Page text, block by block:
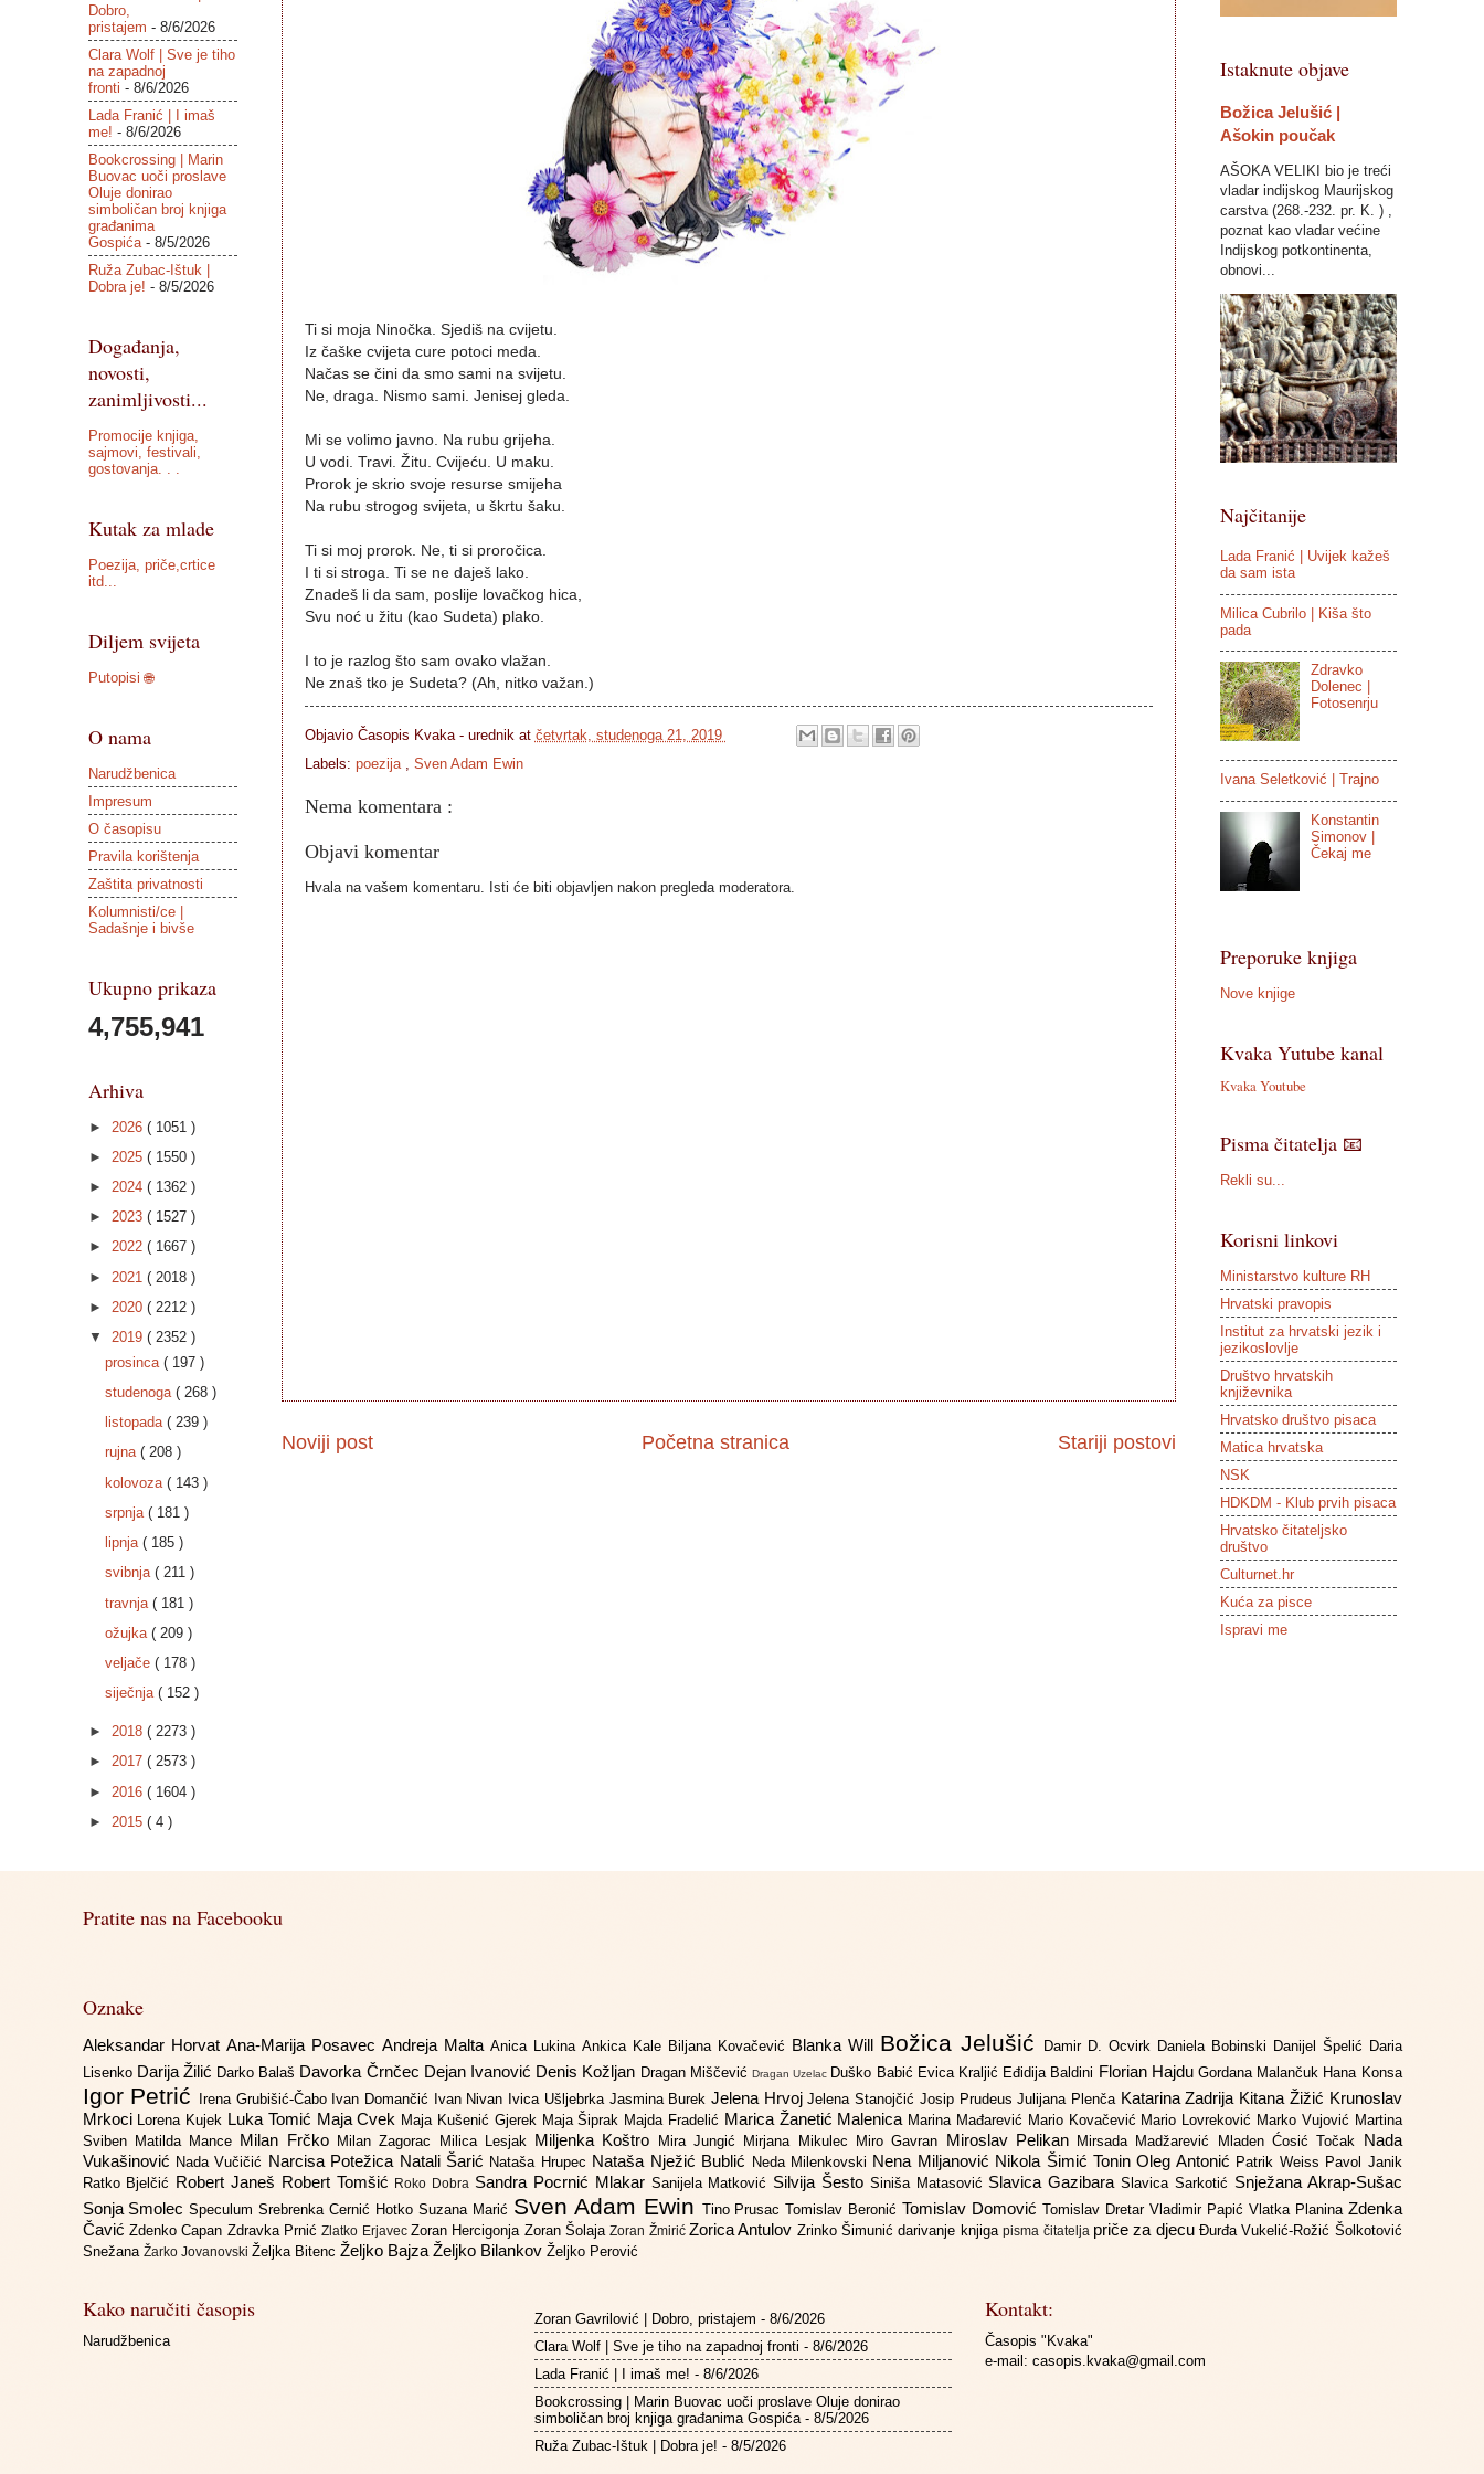
Ti si moja Ninočka. Sjediš na cvijetu.
Iz čaške cvijeta cure potoci meda.
Načas se čini da smo sami na svijetu.
Ne, draga. Nismo sami. Jenisej gleda.
Mi se volimo javno. Na rubu grijeha.
U vodi. Travi. Žitu. Cvijeću. U maku.
Prorok je skrio svoje resurse smijeha
Na rubu strogog svijeta, u škrtu šaku.
Ti si moj prorok. Ne, ti si proročica.
I ti si stroga. Ti se ne daješ lako.
Znadeš li da sam, poslije lovačkog hica,
Svu noć u žitu (kao Sudeta) plako.
I to je razlog što sam ovako vlažan.
Ne znaš tko je Sudeta? (Ah, nitko važan.)
Objavio Časopis Kvaka - urednik at četvrtak, studenoga 21, 2019
Labels: poezija , Sven Adam Ewin
Nema komentara :
Objavi komentar
Hvala na vašem komentaru. Isti će biti objavljen nakon pregleda moderatora.
Noviji post Stariji postovi
Početna stranica
Dobro,
pristajem - 8/6/2026
Clara Wolf | Sve je tiho
na zapadnoj
fronti - 8/6/2026
Lada Franić | I imaš
me! - 8/6/2026
Bookcrossing | Marin
Buovac uoči proslave
Oluje donirao
simboličan broj knjiga
građanima
Gospića- 8/5/2026
Ruža Zubac-Ištuk |
Dobra je! - 8/5/2026
Događanja,
novosti,
zanimljivosti...
Promocije knjiga,
sajmovi, festivali,
gostovanja. . .
Kutak za mlade
Poezija, priče,crtice
itd...
Diljem svijeta
Putopisi 🌐
O nama
Narudžbenica
Impresum
O časopisu
Pravila korištenja
Zaštita privatnosti
Kolumnisti/ce |
Sadašnje i bivše
Ukupno prikaza
4,755,941
Arhiva
► 2026 ( 1051 )
► 2025 ( 1550 )
► 2024 ( 1362 )
► 2023 ( 1527 )
► 2022 ( 1667 )
► 2021 ( 2018 )
► 2020 ( 2212 )
▼ 2019 ( 2352 )
prosinca ( 197 )
studenoga ( 268 )
listopada ( 239 )
rujna ( 208 )
kolovoza ( 143 )
srpnja ( 181 )
lipnja ( 185 )
svibnja ( 211 )
travnja ( 181 )
ožujka ( 209 )
veljače ( 178 )
siječnja ( 152 )
► 2018 ( 2273 )
► 2017 ( 2573 )
► 2016 ( 1604 )
► 2015 ( 4 )
Istaknute objave
Božica Jelušić |
Ašokin poučak
AŠOKA VELIKI bio je treći
vladar indijskog Maurijskog
carstva (268.-232. pr. K. ) ,
poznat kao vladar većine
Indijskog potkontinenta,
obnovi...
Najčitanije
Lada Franić | Uvijek kažeš
da sam ista
Milica Cubrilo | Kiša što
pada
Zdravko
Dolenec |
Fotosenrju
Ivana Seletković | Trajno
Konstantin
Simonov |
Čekaj me
Preporuke knjiga
Nove knjige
Kvaka Yutube kanal
Kvaka Youtube
Pisma čitatelja 📧
Rekli su...
Korisni linkovi
Ministarstvo kulture RH
Hrvatski pravopis
Institut za hrvatski jezik i
jezikoslovlje
Društvo hrvatskih
književnika
Hrvatsko društvo pisaca
Matica hrvatska
NSK
HDKDM - Klub prvih pisaca
Hrvatsko čitateljsko
društvo
Culturnet.hr
Kuća za pisce
Ispravi me
Pratite nas na Facebooku
Oznake
Aleksandar Horvat Ana-Marija Posavec Andreja Malta Anica Lukina Ankica Kale Biljana Kovačević Blanka Will Božica Jelušić Damir D. Ocvirk Daniela Bobinski Danijel Špelić Daria
Lisenko Darija Žilić Darko Balaš Davorka Črnčec Dejan Ivanović Denis Kožljan Dragan MiščevićDragan Uzelac Duško Babić Evica Kraljić Eđidija Baldini Florian Hajdu Gordana Malančuk Hana Konsa
Igor Petrić Irena Grubišić-Čabo Ivan Domančić Ivan Nivan Ivica Ušljebrka Jasmina BurekJelena HrvojJelena Stanojčić Josip PrudeusJulijana Plenča Katarina Zadrija Kitana Žižić Krunoslav
Mrkoci Lorena Kujek Luka Tomić Maja Cvek Maja Kušenić Gjerek Maja Šiprak Majda Fradelić Marica Žanetić Malenica Marina Mađarević Mario Kovačević Mario Lovreković Marko Vujović Martina
Sviben Matilda Mance Milan Frčko Milan Zagorac Milica Lesjak Miljenka Koštro Mira Jungić Mirjana Mikulec Miro Gavran Miroslav Pelikan Mirsada Madžarević Mladen Ćosić Točak
Nada
Vukašinović Nada Vučičić Narcisa Potežica Natali Šarić Nataša Hrupec Nataša Nježić Bublić Neda Milenkovski Nena Miljanović Nikola Šimić ToninOleg Antonić Patrik Weiss Pavol Janik
Ratko Bjelčić Robert Janeš Robert Tomšić Roko Dobra Sandra Pocrnić Mlakar Sanijela Matković Silvija Šesto Siniša Matasović Slavica GazibaraSlavica Sarkotić Snježana Akrap-Sušac
Sonja SmolecSpeculumSrebrenka Cernić Hotko Suzana Marić Sven Adam Ewin Tino PrusacTomislav Beronić Tomislav DomovićTomislav Dretar Vladimir Papić Vlatka Planina Zdenka
Čavić Zdenko Capan Zdravka PrnićZlatko Erjavec Zoran Hercigonja Zoran ŠolajaZoran ŽmirićZorica Antulov Zrinko Šimunićdarivanje knjigapisma čitatelja priče za djecu Đurđa Vukelić-Rožić Šolkotović
Snežana Žarko Jovanovski Željka Bitenc Željko BajzaŽeljko Bilankov Željko Perović
Kako naručiti časopis
Narudžbenica
Zoran Gavrilović | Dobro, pristajem - 8/6/2026
Clara Wolf | Sve je tiho na zapadnoj fronti - 8/6/2026
Lada Franić | I imaš me! - 8/6/2026
Bookcrossing | Marin Buovac uoči proslave Oluje donirao
simboličan broj knjiga građanima Gospića- 8/5/2026
Ruža Zubac-Ištuk | Dobra je! - 8/5/2026
Kontakt:
Časopis "Kvaka"
e-mail: casopis.kvaka@gmail.com